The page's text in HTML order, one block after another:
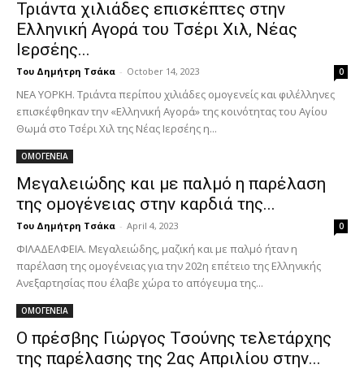
Τριάντα χιλιάδες επισκέπτες στην
Ελληνική Αγορά του Τσέρι Χιλ, Νέας
Ιερσέης...
Του Δημήτρη Τσάκα - October 14, 2023 0
ΝΕΑ ΥΟΡΚΗ. Τριάντα περίπου χιλιάδες ομογενείς και φιλέλληνες
επισκέφθηκαν την «Ελληνική Αγορά» της κοινότητας του Αγίου
Θωμά στο Τσέρι Χιλ της Νέας Ιερσέης η...
ΟΜΟΓΕΝΕΙΑ
Μεγαλειώδης και με παλμό η παρέλαση
της ομογένειας στην καρδιά της...
Του Δημήτρη Τσάκα - April 4, 2023 0
ΦΙΛΑΔΕΛΦΕΙΑ. Μεγαλειώδης, μαζική και με παλμό ήταν η
παρέλαση της ομογένειας για την 202η επέτειο της Ελληνικής
Ανεξαρτησίας που έλαβε χώρα το απόγευμα της...
ΟΜΟΓΕΝΕΙΑ
Ο πρέσβης Γιώργος Τσούνης τελετάρχης
της παρέλασης της 2ας Απριλίου στην...